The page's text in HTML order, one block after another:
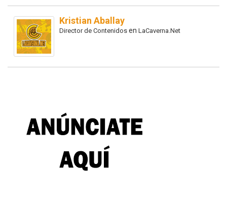
Kristian Aballay
Director de Contenidos en LaCaverna.Net